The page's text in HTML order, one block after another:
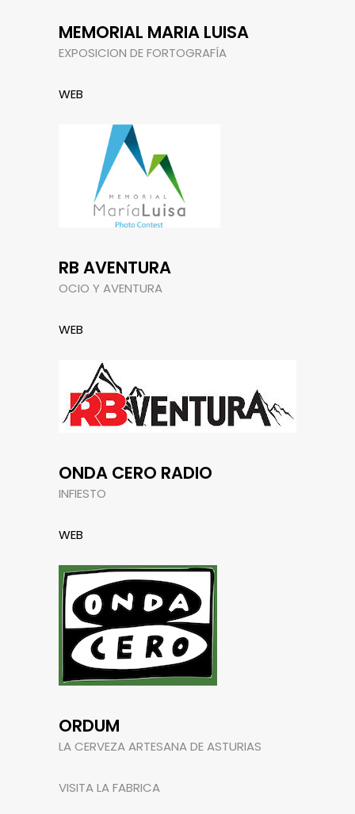
MEMORIAL MARIA LUISA
EXPOSICION DE FORTOGRAFÍA
WEB
RB AVENTURA
OCIO Y AVENTURA
WEB
ONDA CERO RADIO
INFIESTO
WEB
ORDUM
LA CERVEZA ARTESANA DE ASTURIAS
VISITA LA FABRICA